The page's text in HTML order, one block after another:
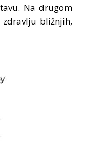
Na drugom
bližnjih,